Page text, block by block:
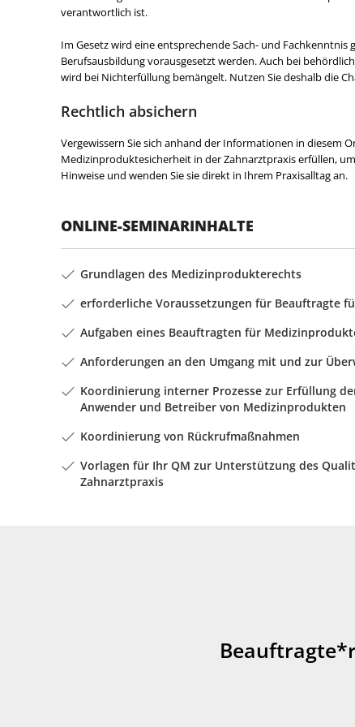
verantwortlich ist.
Im Gesetz wird eine entsprechende Sach- und
Berufsausbildung vorausgesetzt werden. Auch bei
wird bei Nichterfüllung bemängelt. Nutzen Sie deshalb die
Rechtlich absichern
Vergewissern Sie sich anhand der Informationen in diesem
Medizinproduktesicherheit in der Zahnarztpraxis erfüllen,
Hinweise und wenden Sie sie direkt in Ihrem Praxisalltag an.
ONLINE-SEMINARINHALTE
Grundlagen des Medizinprodukterechts
erforderliche Voraussetzungen für Beauftragte
Aufgaben eines Beauftragten für
Anforderungen an den Umgang mit und zur
Koordinierung interner Prozesse zur Erfüllung
Anwender und Betreiber von Medizinprodukten
Koordinierung von Rückrufmaßnahmen
Vorlagen für Ihr QM zur Unterstützung des
Zahnarztpraxis